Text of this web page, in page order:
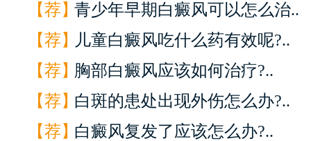
【荐】青少年早期白癜风可以怎么治..
【荐】 儿童白癜风吃什么药有效呢?..
【荐】胸部白癜风应该如何治疗?..
【荐】白斑的患处出现外伤怎么办?..
【荐】白癜风复发了应该怎么办?..